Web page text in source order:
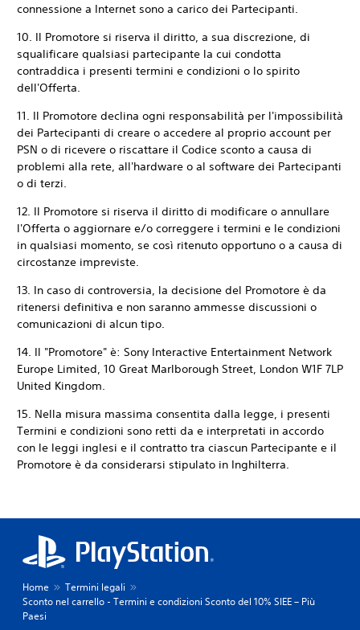
connessione a Internet sono a carico dei Partecipanti.
10. Il Promotore si riserva il diritto, a sua discrezione, di
squalificare qualsiasi partecipante la cui condotta
contraddica i presenti termini e condizioni o lo spirito
dell'Offerta.
11. Il Promotore declina ogni responsabilità per l'impossibilità
dei Partecipanti di creare o accedere al proprio account per
PSN o di ricevere o riscattare il Codice sconto a causa di
problemi alla rete, all'hardware o al software dei Partecipanti
o di terzi.
12. Il Promotore si riserva il diritto di modificare o annullare
l'Offerta o aggiornare e/o correggere i termini e le condizioni
in qualsiasi momento, se così ritenuto opportuno o a causa di
circostanze impreviste.
13. In caso di controversia, la decisione del Promotore è da
ritenersi definitiva e non saranno ammesse discussioni o
comunicazioni di alcun tipo.
14. Il "Promotore" è: Sony Interactive Entertainment Network
Europe Limited, 10 Great Marlborough Street, London W1F 7LP
United Kingdom.
15. Nella misura massima consentita dalla legge, i presenti
Termini e condizioni sono retti da e interpretati in accordo
con le leggi inglesi e il contratto tra ciascun Partecipante e il
Promotore è da considerarsi stipulato in Inghilterra.
Home
Termini legali
Sconto nel carrello - Termini e condizioni Sconto del 10% SIEE – Più
Paesi